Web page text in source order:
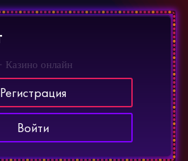
Казино онлайн
Регистрация
Войти